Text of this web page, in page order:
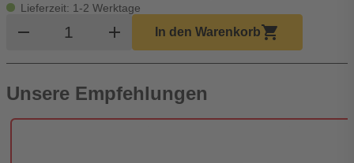
Lieferzeit: 1-2 Werktage
remove Produkt Warenkorb Menge
add In den Warenkorbshopping_cart
Unsere Empfehlungen